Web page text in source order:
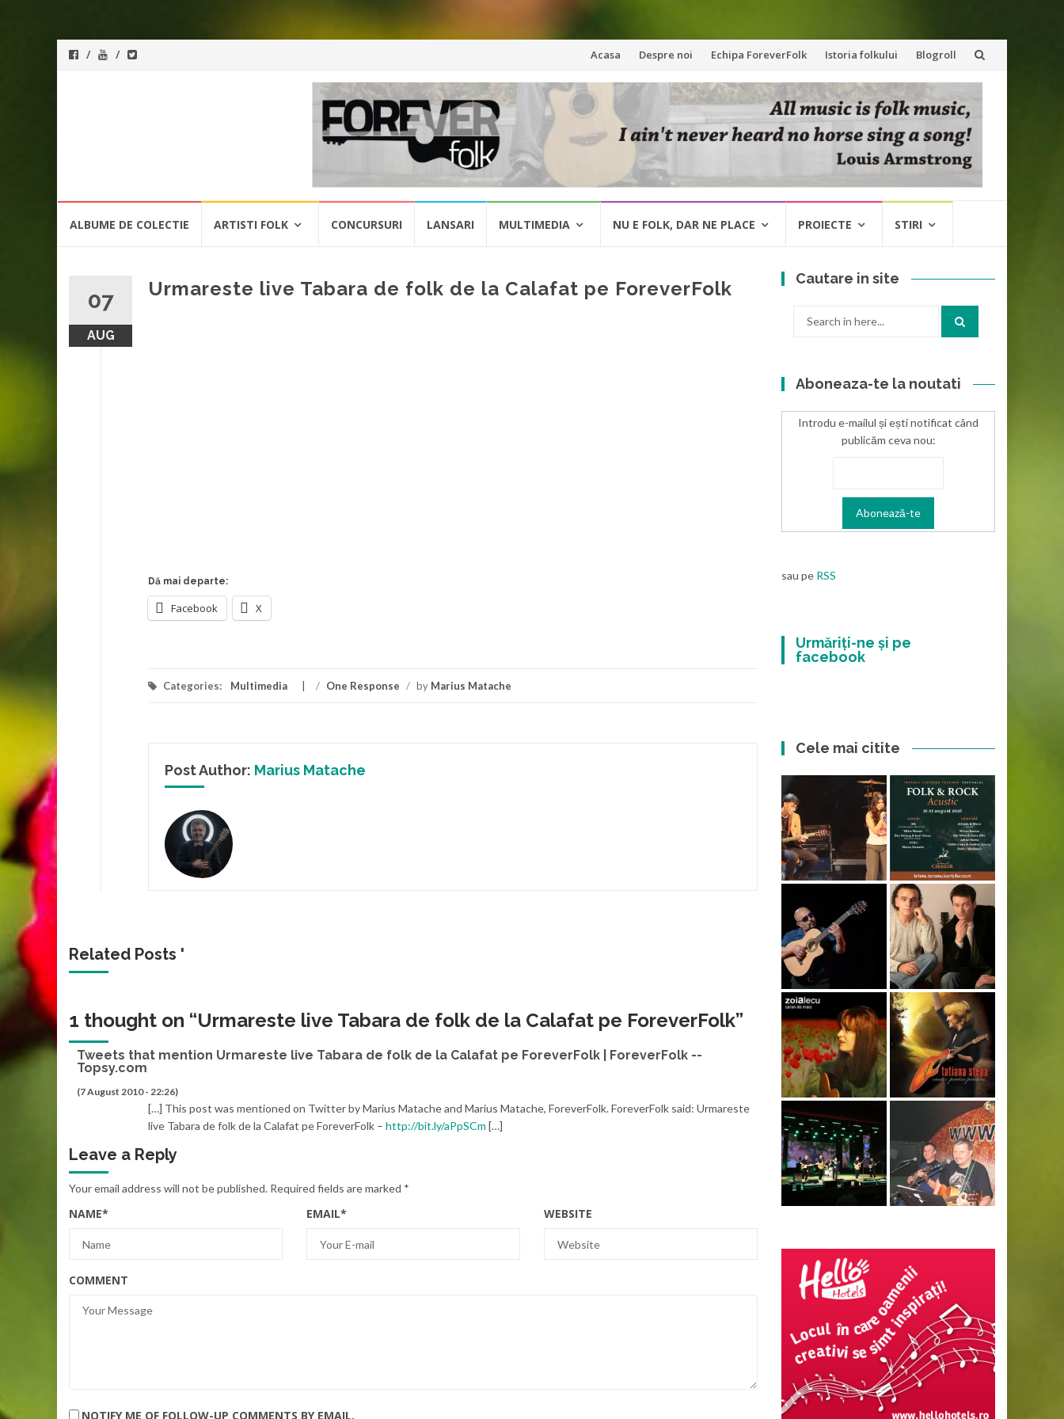
Skip
to
content
Acasa Despre noi Echipa ForeverFolk Istoria folkului Blogroll
ALBUME DE COLECTIE ARTISTI FOLK CONCURSURI LANSARI MULTIMEDIA NU E FOLK, DAR NE PLACE PROIECTE STIRI
07
AUG
Urmareste live Tabara de folk de la Calafat pe ForeverFolk
Dă mai departe:
Facebook X
Categories: Multimedia / One Response / by Marius Matache
Post Author: Marius Matache
Related Posts '
1 thought on “Urmareste live Tabara de folk de la Calafat pe ForeverFolk”
Tweets that mention Urmareste live Tabara de folk de la Calafat pe ForeverFolk | ForeverFolk --
Topsy.com
(7 August 2010 - 22:26)
[…] This post was mentioned on Twitter by Marius Matache and Marius Matache, ForeverFolk. ForeverFolk said: Urmareste
live Tabara de folk de la Calafat pe ForeverFolk – http://bit.ly/aPpSCm […]
Leave a Reply
Your email address will not be published. Required fields are marked *
NAME* EMAIL* WEBSITE
COMMENT
NOTIFY ME OF FOLLOW-UP COMMENTS BY EMAIL.
Cautare in site
Aboneaza-te la noutati
Introdu e-mailul și ești notificat când
publicăm ceva nou:
sau pe RSS
Urmăriți-ne și pe
facebook
Cele mai citite